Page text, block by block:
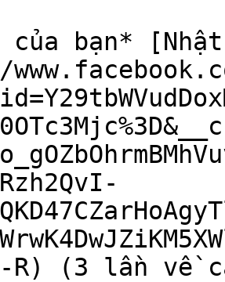
của bạn*
R) (3 lần về